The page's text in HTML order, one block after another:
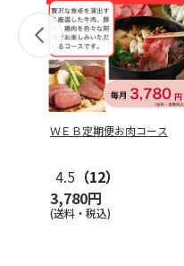
ＷＥＢ定期便お肉コース
4.5 （12）
3,780円
(送料・税込)